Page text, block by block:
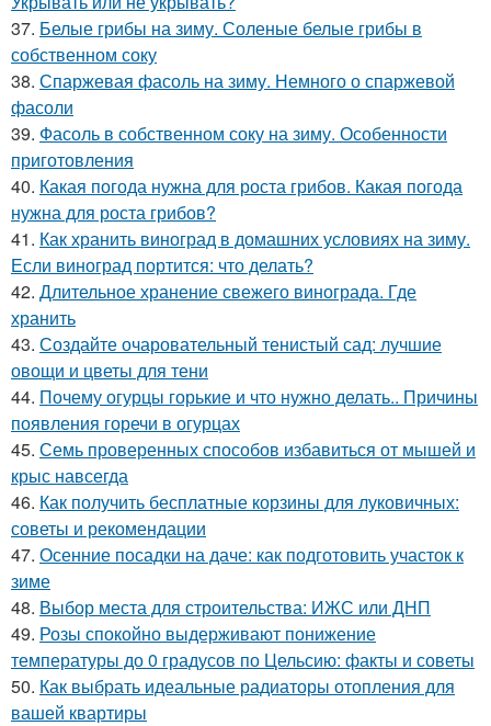
37. Белые грибы на зиму. Соленые белые грибы в
собственном соку
38. Спаржевая фасоль на зиму. Немного о спаржевой
фасоли
39. Фасоль в собственном соку на зиму. Особенности
приготовления
40. Какая погода нужна для роста грибов. Какая погода
нужна для роста грибов?
41. Как хранить виноград в домашних условиях на зиму.
Если виноград портится: что делать?
42. Длительное хранение свежего винограда. Где
хранить
43. Создайте очаровательный тенистый сад: лучшие
овощи и цветы для тени
44. Почему огурцы горькие и что нужно делать.. Причины
появления горечи в огурцах
45. Семь проверенных способов избавиться от мышей и
крыс навсегда
46. Как получить бесплатные корзины для луковичных:
советы и рекомендации
47. Осенние посадки на даче: как подготовить участок к
зиме
48. Выбор места для строительства: ИЖС или ДНП
49. Розы спокойно выдерживают понижение
температуры до 0 градусов по Цельсию: факты и советы
50. Как выбрать идеальные радиаторы отопления для
вашей квартиры